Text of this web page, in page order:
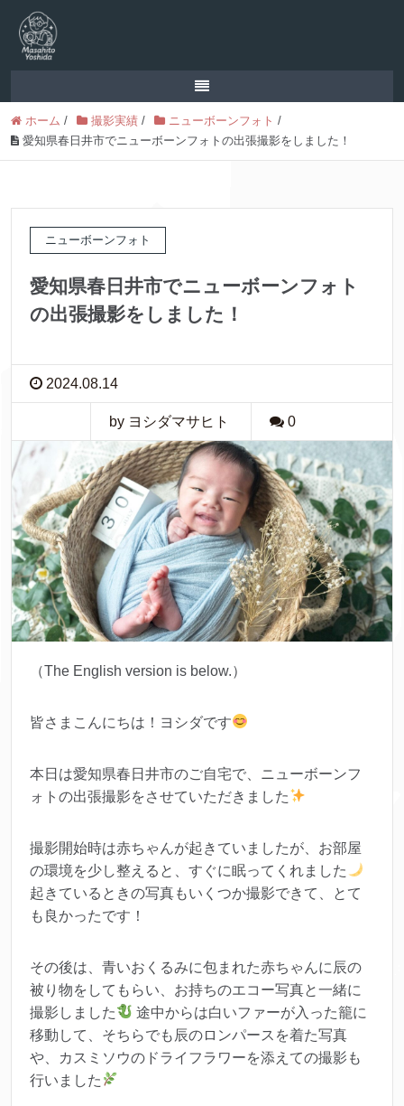
ホーム / 撮影実績 / ニューボーンフォト /
愛知県春日井市でニューボーンフォトの出張撮影をしました！
ニューボーンフォト
愛知県春日井市でニューボーンフォト
の出張撮影をしました！
2024.08.14
by ヨシダマサヒト 0
（The English version is below.）
皆さまこんにちは！ヨシダです
本日は愛知県春日井市のご自宅で、ニューボーンフ
ォトの出張撮影をさせていただきました
撮影開始時は赤ちゃんが起きていましたが、お部屋
の環境を少し整えると、すぐに眠ってくれました
起きているときの写真もいくつか撮影できて、とて
も良かったです！
その後は、青いおくるみに包まれた赤ちゃんに辰の
被り物をしてもらい、お持ちのエコー写真と一緒に
撮影しました
途中からは白いファーが入った籠に
移動して、そちらでも辰のロンパースを着た写真
や、カスミソウのドライフラワーを添えての撮影も
行いました